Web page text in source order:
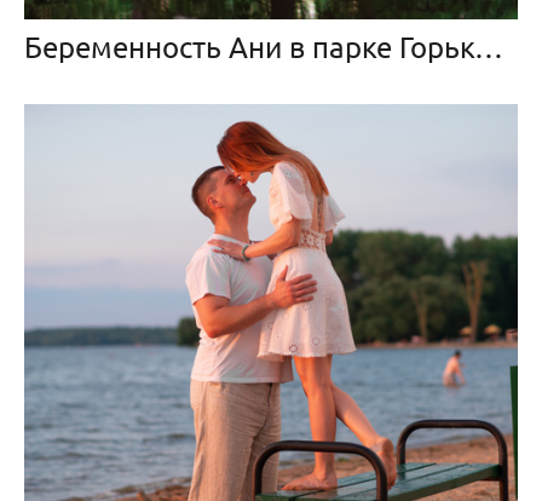
Беременность Ани в парке Горького